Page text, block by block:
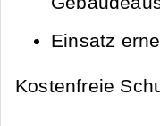
Einsatz
Kostenfreie